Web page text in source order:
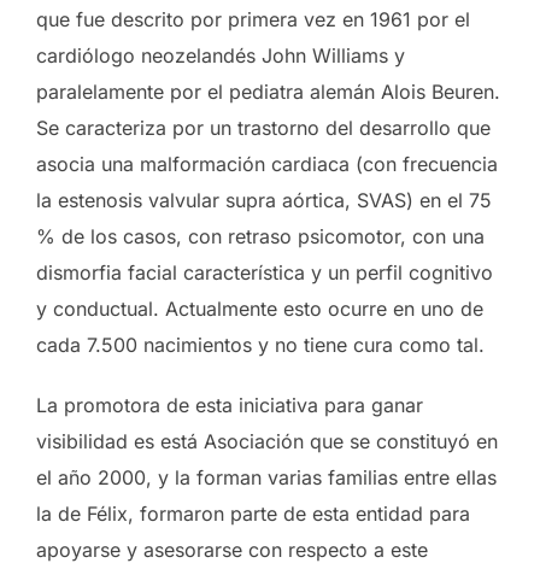
que fue descrito por primera vez en 1961 por el
cardiólogo neozelandés John Williams y
paralelamente por el pediatra alemán Alois Beuren.
Se caracteriza por un trastorno del desarrollo que
asocia una malformación cardiaca (con frecuencia
la estenosis valvular supra aórtica, SVAS) en el 75
% de los casos, con retraso psicomotor, con una
dismorfia facial característica y un perfil cognitivo
y conductual. Actualmente esto ocurre en uno de
cada 7.500 nacimientos y no tiene cura como tal.
La promotora de esta iniciativa para ganar
visibilidad es está Asociación que se constituyó en
el año 2000, y la forman varias familias entre ellas
la de Félix, formaron parte de esta entidad para
apoyarse y asesorarse con respecto a este